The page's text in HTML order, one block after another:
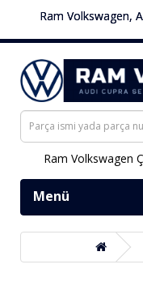
Ram Volkswagen,
Ram Volkswagen
Menü